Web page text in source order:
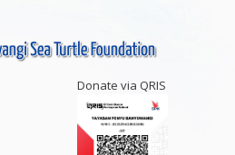
Donate via QRIS